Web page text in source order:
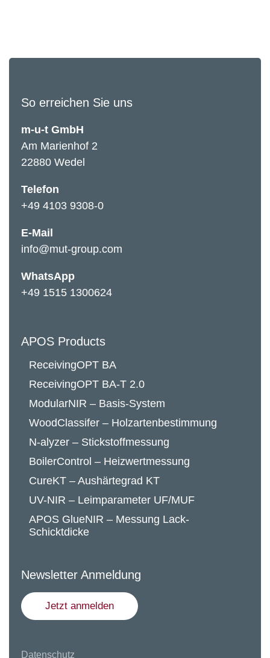
So erreichen Sie uns
m-u-t GmbH
Am Marienhof 2
22880 Wedel
Telefon
+49 4103 9308-0
E-Mail
info@mut-group.com
WhatsApp
+49 1515 1300624
APOS Products
ReceivingOPT BA
ReceivingOPT BA-T 2.0
ModularNIR – Basis-System
WoodClassifer – Holzartenbestimmung
N-alyzer – Stickstoffmessung
BoilerControl – Heizwertmessung
CureKT – Aushärtegrad KT
UV-NIR – Leimparameter UF/MUF
APOS GlueNIR – Messung Lack-
Schicktdicke
Newsletter Anmeldung
Jetzt anmelden
Datenschutz